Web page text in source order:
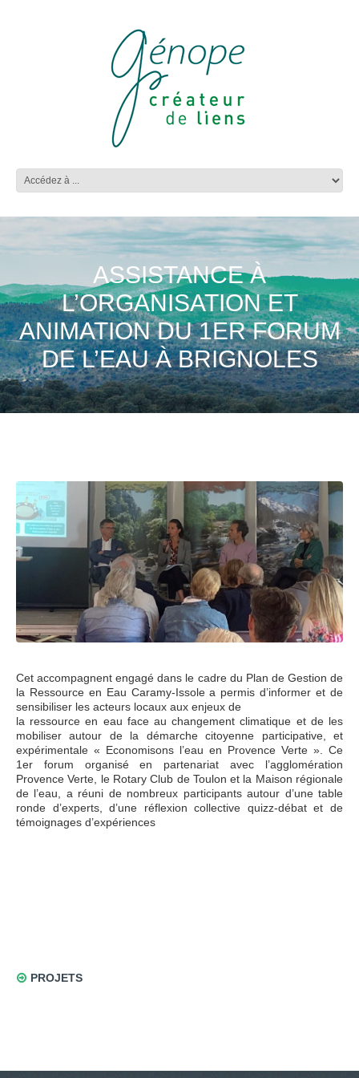
ASSISTANCE À
L’ORGANISATION ET
ANIMATION DU 1ER FORUM
DE L’EAU À BRIGNOLES
Cet accompagnent engagé dans le cadre du Plan de Gestion de
la Ressource en Eau Caramy-Issole a permis d’informer et de
sensibiliser les acteurs locaux aux enjeux de
la ressource en eau face au changement climatique et de les
mobiliser autour de la démarche citoyenne participative, et
expérimentale « Economisons l’eau en Provence Verte ». Ce
1er forum organisé en partenariat avec l’agglomération
Provence Verte, le Rotary Club de Toulon et la Maison régionale
de l’eau, a réuni de nombreux participants autour d’une table
ronde d’experts, d’une réflexion collective quizz-débat et de
témoignages d’expériences
PROJETS